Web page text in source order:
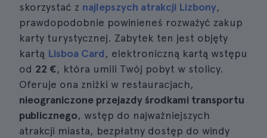
skorzystać z najlepszych atrakcji Lizbony,
prawdopodobnie powinieneś rozważyć zakup
karty turystycznej. Zabytek ten jest objęty
kartą Lisboa Card, elektroniczną kartą wstępu
od 22 €, która umili Twój pobyt w stolicy.
Oferuje ona zniżki w restauracjach,
nieograniczone przejazdy środkami transportu
publicznego, wstęp do najważniejszych
atrakcji miasta, bezpłatny dostęp do windy